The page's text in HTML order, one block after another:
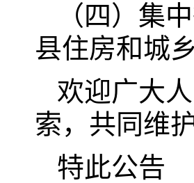
（四）集
县住房和城
欢迎广大
索，共同维
特此公告